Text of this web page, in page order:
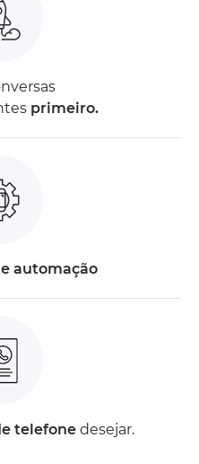
primeiro.
automação
telefone desejar.